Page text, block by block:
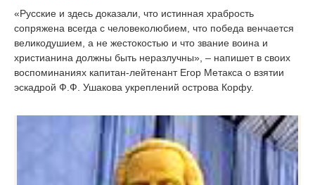
«Русские и здесь доказали, что истинная храбрость
сопряжена всегда с человеколюбием, что победа венчается
великодушием, а не жестокостью и что звание воина и
христианина должны быть неразлучны», – напишет в своих
воспоминаниях капитан-лейтенант Егор Метакса о взятии
эскадрой Ф.Ф. Ушакова укреплений острова Корфу.